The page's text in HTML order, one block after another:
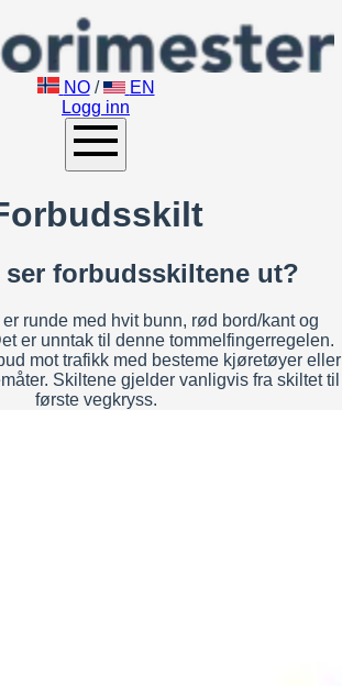
NO /
EN
Logg inn
ser forbudsskiltene ut?
runde med hvit bunn, rød bord/kant og
er unntak til denne tommelfingerregelen.
mot trafikk med besteme kjøretøyer eller
Skiltene gjelder vanligvis fra skiltet til
første vegkryss.